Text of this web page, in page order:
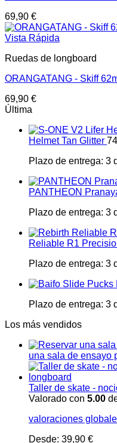
69,90 €
Vista Rápida
Ruedas de longboard
ORANGATANG - Skiff
69,90 €
Última
Helmet Tan Glitter
Plazo de entrega: 3
PANTHEON
Plazo de entrega: 3
Reliable R1
Plazo de entrega: 3
Plazo de entrega: 3
Los más vendidos
una sala de ensayo
Taller de skate -
Valorado con 5.00
valoraciones
Desde: 39,90 €